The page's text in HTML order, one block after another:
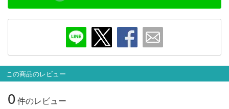
ご注文方法
この商品のレビュー
0件のレビュー